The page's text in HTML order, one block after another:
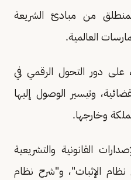
من مبادئ الشريعة
العالمية.
على دور التحول الرقمي في
وتيسير الوصول إليها
وخارجها.
القانونية والتشريعية
الإثبات"، و"شرح نظام